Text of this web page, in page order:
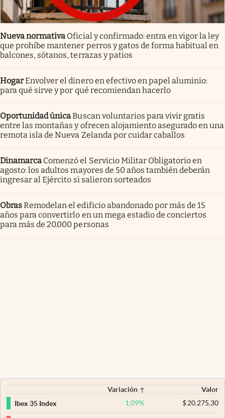
Nueva normativa Oficial y confirmado: entra en vigor la ley
que prohíbe mantener perros y gatos de forma habitual en
balcones, sótanos, terrazas y patios
HogarEnvolver el dinero en efectivo en papel aluminio:
para qué sirve y por qué recomiendan hacerlo
Oportunidad únicaBuscan voluntarios para vivir gratis
entre las montañas y ofrecen alojamiento asegurado en una
remota isla de Nueva Zelanda por cuidar caballos
Dinamarca Comenzó el Servicio Militar Obligatorio en
agosto: los adultos mayores de 50 años también deberán
ingresar al Ejército si salieron sorteados
ObrasRemodelan el edificio abandonado por más de 15
años para convertirlo en un mega estadio de conciertos
para más de 20.000 personas
Variación
Valor
Ibex 35 Index
1,09% $20.275,30